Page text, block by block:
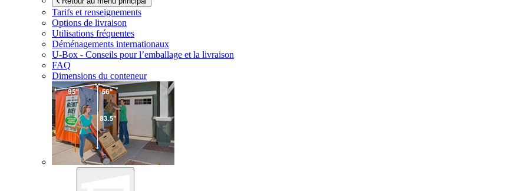
Tarifs et renseignements
Options de livraison
Utilisations fréquentes
Déménagements internationaux
U-Box - Conseils pour l’emballage et la livraison
FAQ
Dimensions du conteneur